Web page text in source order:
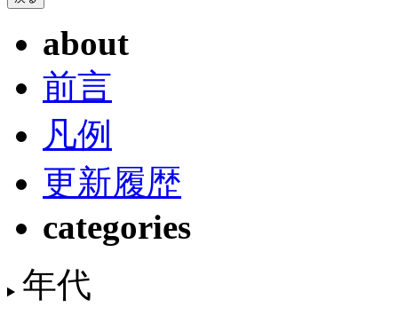
about
前言
凡例
更新履歴
categories
年代